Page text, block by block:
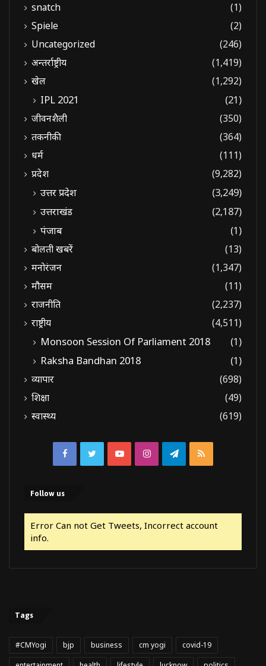
snatch
(1)
Spiele
(2)
Uncategorized
(246)
अन्तर्राष्ट्रीय
(1,419)
खेल
(1,292)
IPL 2021 (21)
जीवनशैली
(350)
तकनीकी
(364)
धर्म
(111)
प्रदेश
(9,282)
उत्तर प्रदेश
(3,249)
उत्तराखंड
(2,187)
पंजाब
(1)
बोलती खबरें
(13)
मनोरंजन
(1,347)
मौसम
(11)
राजनीति
(2,237)
राष्ट्रीय
(4,511)
Monsoon Session Of Parliament 2018
(1)
Raksha Bandhan 2018
(1)
व्यापार
(698)
शिक्षा
(49)
स्वास्थ्य
(619)
FacebookTwitterYouTubeInstagramTelegram
RSS
Follow us
Error Can not Get Tweets, Incorrect account
info.
Tags
#CMYogi bjp business cm yogi
covid-19